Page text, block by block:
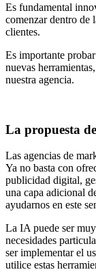
Es fundamental
comenzar dentro de
clientes.
Es importante
nuevas
nuestra agencia.
La propuesta
Las agencias de
Ya no basta con
publicidad digital,
una capa adicional
ayudarnos en este
La IA puede ser
necesidades
ser implementar el
utilice estas